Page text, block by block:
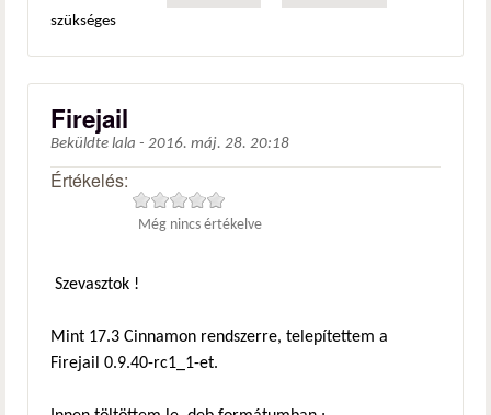
szükséges
Firejail
Beküldte lala - 2016. máj. 28. 20:18
Értékelés:
Még nincs értékelve
Szevasztok !
Mint 17.3 Cinnamon rendszerre, telepítettem a
Firejail 0.9.40-rc1_1-et.